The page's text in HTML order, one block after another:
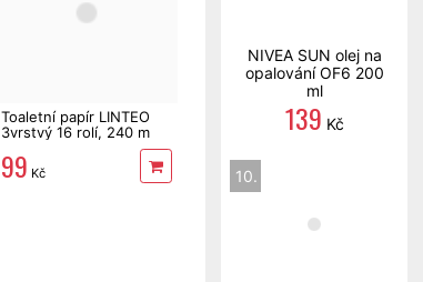
Toaletní papír LINTEO
3vrstvý 16 rolí, 240 m
99 Kč
NIVEA SUN olej na
opalování OF6 200
ml
139 Kč
10.